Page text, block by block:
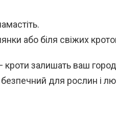
або біля свіжих
кроти залишать ваш
для рослин і